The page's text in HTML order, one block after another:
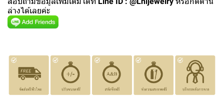
ล่างได้เลยค่ะ